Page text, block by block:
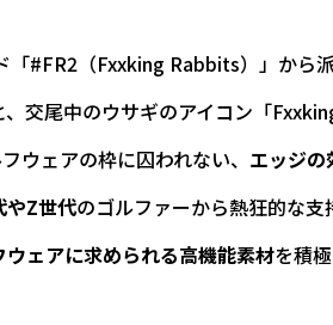
「#FR2（Fxxking Rabbits）」から
、交尾中のウサギのアイコン「
ウェアの枠に囚われない、 エッジの
やZ世代のゴルファーから熱狂的な
ウェアに求められる高機能素材を積